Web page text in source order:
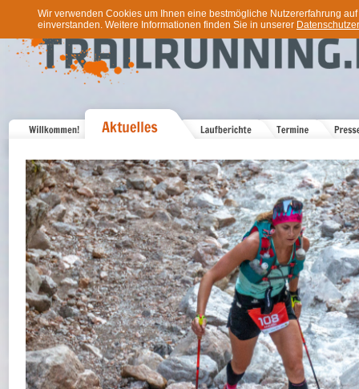
Wir verwenden Cookies um Ihnen eine bestmögliche Nutzererfahrung
einverstanden. Weitere Informationen finden Sie in unserer